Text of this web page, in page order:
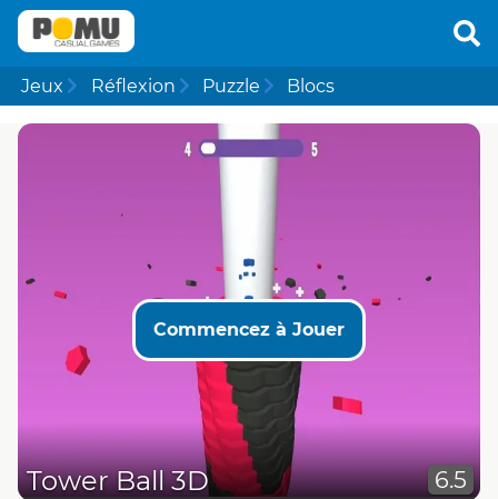
Jeux Réflexion Puzzle Blocs
Commencez à Jouer
Tower Ball 3D 6.5